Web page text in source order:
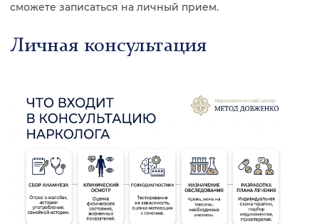
сможете записаться на личный прием.
Личная консультация